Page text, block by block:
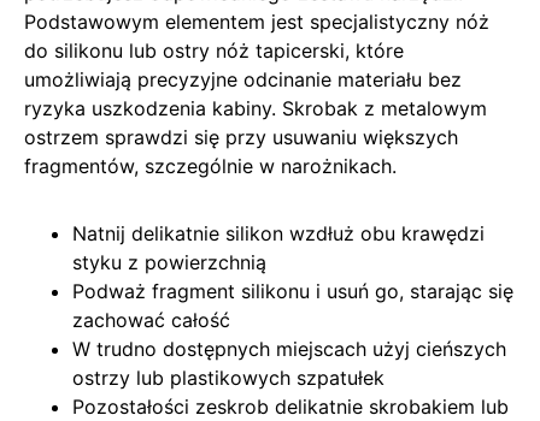
Podstawowym elementem jest specjalistyczny nóż
do silikonu lub ostry nóż tapicerski, które
umożliwiają precyzyjne odcinanie materiału bez
ryzyka uszkodzenia kabiny. Skrobak z metalowym
ostrzem sprawdzi się przy usuwaniu większych
fragmentów, szczególnie w narożnikach.
Natnij delikatnie silikon wzdłuż obu krawędzi
styku z powierzchnią
Podważ fragment silikonu i usuń go, starając się
zachować całość
W trudno dostępnych miejscach użyj cieńszych
ostrzy lub plastikowych szpatułek
Pozostałości zeskrob delikatnie skrobakiem lub